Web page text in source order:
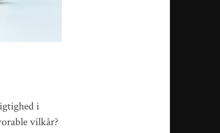
i
vilkår?